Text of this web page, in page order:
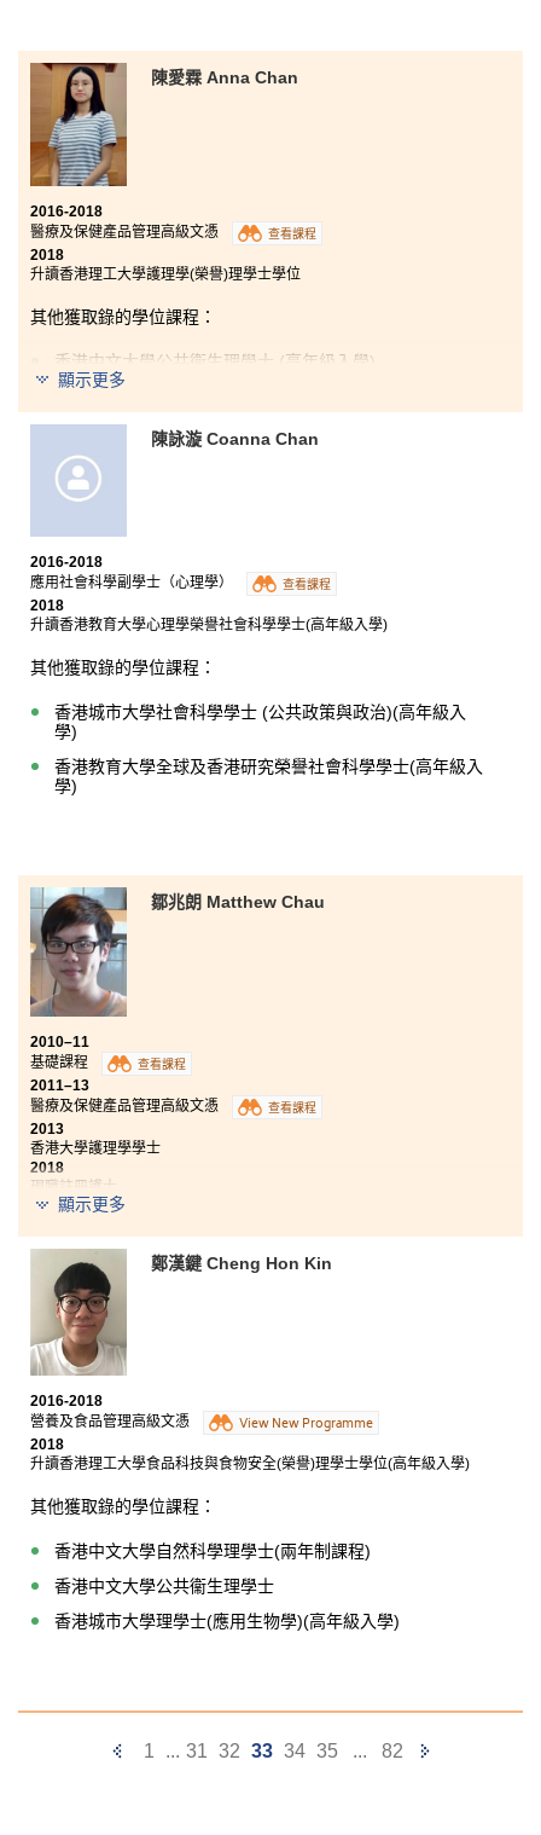
陳愛霖 Anna Chan
2016-2018
醫療及保健產品管理高級文憑
查看課程
2018
升讀香港理工大學護理學(榮譽)理學士學位
其他獲取錄的學位課程：
香港中文大學公共衞生理學士 (高年級入學)
要從事醫療行業，理論與實踐缺一不可，但決心必為
首。講師們全力教授醫療專業的知識，加強我升學的信
心。最令我珍惜的學習經歷是於暑假期間，我有機會到
台灣中山醫學大學附屬醫院實習和於香港公立醫院參與
習。我覺得做事成功與否，是從決定去做的那一刻起，
持續累積而成 —「燈因熱情而點燃，生命之舟因拼搏而
前行」。
顯示更多
陳詠漩 Coanna Chan
2016-2018
應用社會科學副學士（心理學）
查看課程
2018
升讀香港教育大學心理學榮譽社會科學學士(高年級入學)
其他獲取錄的學位課程：
香港城市大學社會科學學士 (公共政策與政治)(高年級入
學)
香港教育大學全球及香港研究榮譽社會科學學士(高年級入
學)
鄒兆朗 Matthew Chau
2010–11
基礎課程
查看課程
2011–13
醫療及保健產品管理高級文憑
查看課程
2013
香港大學護理學學士
2018
現職註冊護士
三年的校園生活，令我更加明白『學習就是堅毅』的真
締。坦白說，成功被大學取錄入讀護理學課程，並不單
單只靠著自己的努力，亦有賴書院講師們的用心教導。
每當我對課程內容有疑問的時候，他們都會耐性地一一
解答，助我為進入大學之路作好準備。
顯示更多
鄭漢鍵 Cheng Hon Kin
2016-2018
營養及食品管理高級文憑
View New Programme
2018
升讀香港理工大學食品科技與食物安全(榮譽)理學士學位(高年級入學)
其他獲取錄的學位課程：
香港中文大學自然科學理學士(兩年制課程)
香港中文大學公共衞生理學士
香港城市大學理學士(應用生物學)(高年級入學)
Previous
1 ... 31 32 33 34 35 ... 82